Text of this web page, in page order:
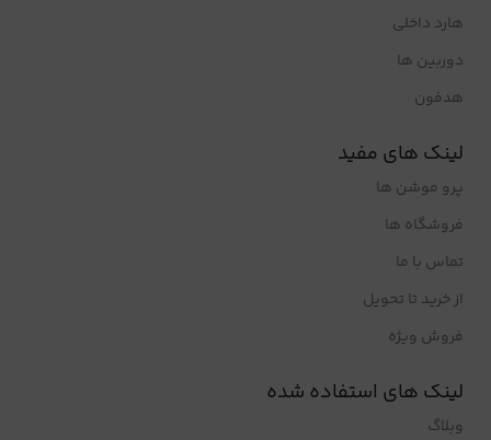
هارد داخلی
دوربین ها
هدفون
لینک های مفید
پرو موشن ها
فروشگاه ها
تماس با ما
از خرید تا تحویل
فروش ویژه
لینک های استفاده شده
وبلاگ